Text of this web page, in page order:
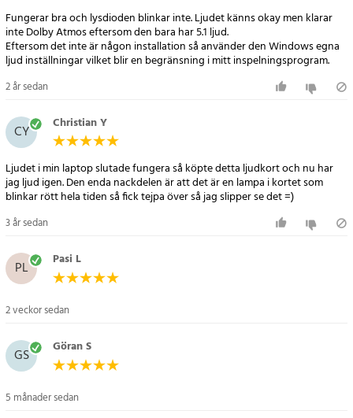
Artikelnummer:102084
Fungerar bra och lysdioden blinkar inte. Ljudet känns okay men klarar
inte Dolby Atmos eftersom den bara har 5.1 ljud.
Eftersom det inte är någon installation så använder den Windows egna
ljud inställningar vilket blir en begränsning i mitt inspelningsprogram.
2 år sedan
CY Christian Y
Ljudet i min laptop slutade fungera så köpte detta ljudkort och nu har
jag ljud igen. Den enda nackdelen är att det är en lampa i kortet som
blinkar rött hela tiden så fick tejpa över så jag slipper se det =)
3 år sedan
PL Pasi L
2 veckor sedan
GS Göran S
5 månader sedan